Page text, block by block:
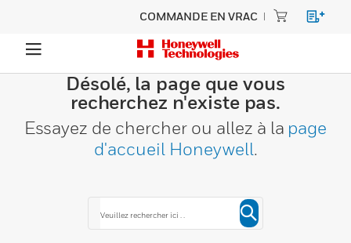
COMMANDE EN VRAC
Désolé, la page que vous
recherchez n'existe pas.
Essayez de chercher ou allez à la page
d'accueil Honeywell.